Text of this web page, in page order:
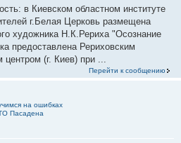
в Киевском областном институте
г.Белая Церковь размещена
художника Н.К.Рериха "Осознание
предоставлена Рериховским
центром (г. Киев) при ...
Перейти к сообщению
на ошибках
Пасадена